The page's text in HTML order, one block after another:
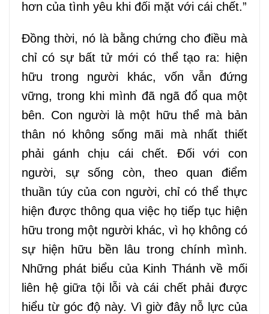
hơn của tình yêu khi đối mặt với cái chết.”
Đồng thời, nó là bằng chứng cho điều mà
chỉ có sự bất tử mới có thể tạo ra: hiện
hữu trong người khác, vốn vẫn đứng
vững, trong khi mình đã ngã đổ qua một
bên. Con người là một hữu thể mà bản
thân nó không sống mãi mà nhất thiết
phải gánh chịu cái chết. Đối với con
người, sự sống còn, theo quan điểm
thuần túy của con người, chỉ có thể thực
hiện được thông qua việc họ tiếp tục hiện
hữu trong một người khác, vì họ không có
sự hiện hữu bền lâu trong chính mình.
Những phát biểu của Kinh Thánh về mối
liên hệ giữa tội lỗi và cái chết phải được
hiểu từ góc độ này. Vì giờ đây nỗ lực của